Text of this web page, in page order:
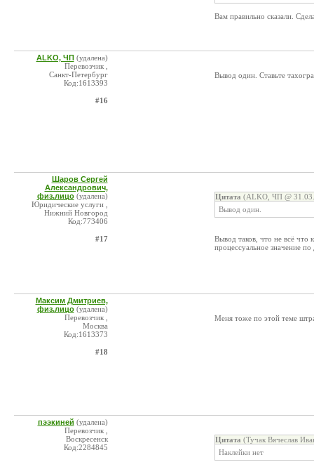
Вам правильно сказали.
ALKO, ЧП (удалена)
Перевозчик ,
Санкт-Петербург
Код:1613393
#16
Вывод один. Ставьте
Шаров Сергей
Александрович,
физ.лицо (удалена)
Юридические услуги ,
Нижний Новгород
Код:773406
#17
Цитата (ALKO, ЧП @
Вывод один.
Вывод таков, что не всё что
процессуальное значение
Максим Дмитриев,
физ.лицо (удалена)
Перевозчик ,
Москва
Код:1613373
#18
Меня тоже по этой теме
пээкиней (удалена)
Перевозчик ,
Воскресенск
Код:2284845
Цитата (Тучак Вячеслав
Наклейки нет